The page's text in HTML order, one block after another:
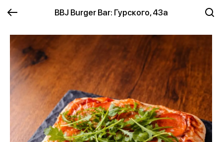
BBJ Burger Bar: Гурского, 43а